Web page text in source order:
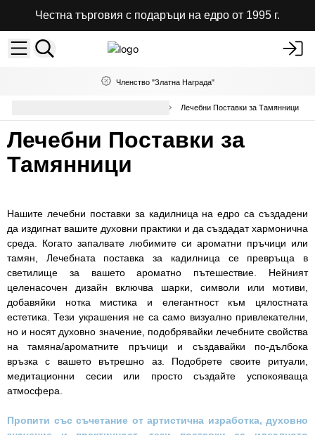
Честна търговия с подаръци на едро от 1995 г.
Членство "Златна Награда"
Лечебни Поставки за Тамянници
Лечебни Поставки за
Тамянници
Нашите лечебни поставки за кадилница на едро са създадени
да издигнат вашите духовни практики и да създадат хармонична
среда. Когато запалвате любимите си ароматни пръчици или
тамян, Лечебната поставка за кадилница се превръща в
светилище за вашето ароматно пътешествие. Нейният
целенасочен дизайн включва шарки, символи или мотиви,
добавяйки нотка мистика и елегантност към цялостната
естетика. Тези украшения не са само визуално привлекателни,
но и носят духовно значение, подобрявайки лечебните свойства
на тамяна/ароматните пръчици и създавайки по-дълбока
връзка с вашето вътрешно аз. Подобрете своите ритуали,
медитационни сесии или просто създайте успокояваща
атмосфера.
Пропити със съчетание от артистична изработка, духовно